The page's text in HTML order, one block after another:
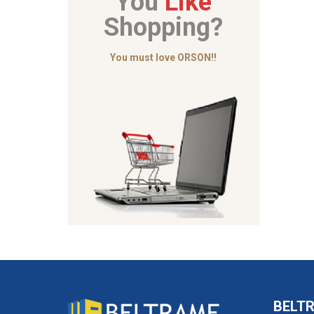
Shopping?
You must love ORSON!!